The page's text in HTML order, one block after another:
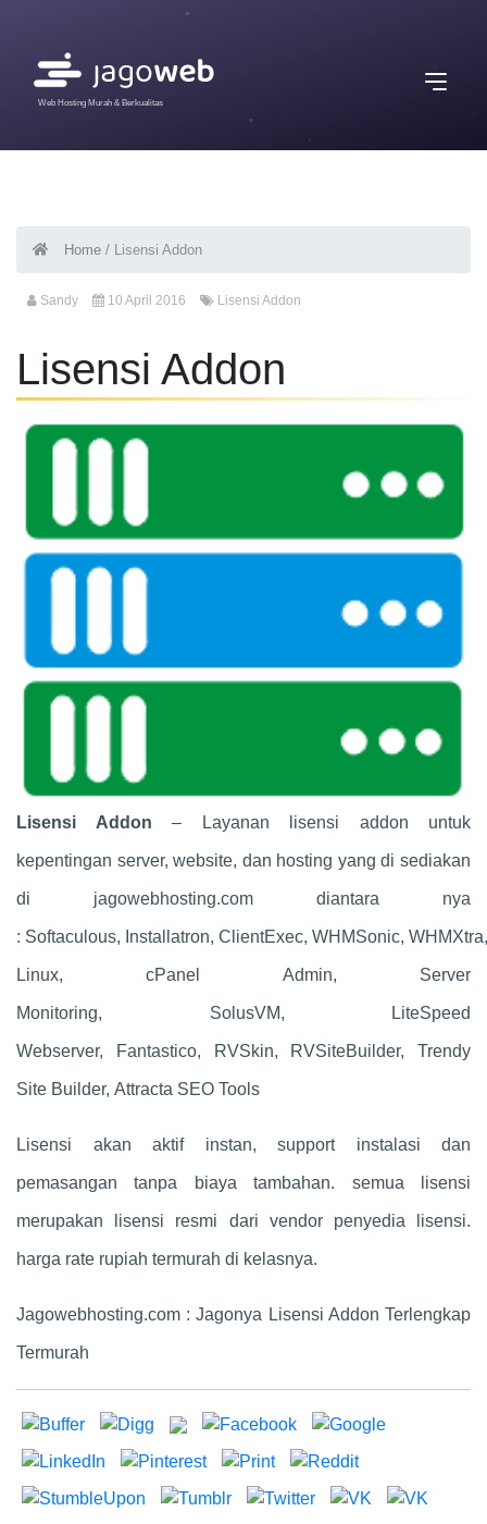
Web Hosting Murah & Berkualitas
Home / Lisensi Addon
Sandy 10 April 2016 Lisensi Addon
Lisensi Addon
Lisensi Addon – Layanan lisensi addon untuk
kepentingan server, website, dan hosting yang di sediakan
di jagowebhosting.com diantara nya
: Softaculous, Installatron, ClientExec, WHMSonic,
Linux, cPanel Admin, Server
Monitoring, SolusVM, LiteSpeed
Webserver, Fantastico, RVSkin, RVSiteBuilder, Trendy
Site Builder, Attracta SEO Tools
Lisensi akan aktif instan, support instalasi dan
pemasangan tanpa biaya tambahan. semua lisensi
merupakan lisensi resmi dari vendor penyedia lisensi.
harga rate rupiah termurah di kelasnya.
Jagowebhosting.com : Jagonya Lisensi Addon Terlengkap
Termurah